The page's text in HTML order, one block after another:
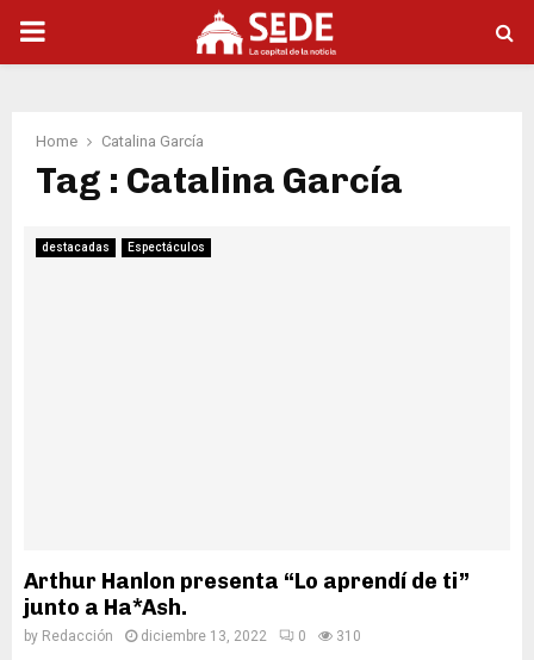
PRIMARY
Home Catalina García
Tag : Catalina García
destacadas Espectáculos
Arthur Hanlon presenta “Lo aprendí de ti”
junto a Ha*Ash.
by Redacción diciembre 13, 2022 0 310